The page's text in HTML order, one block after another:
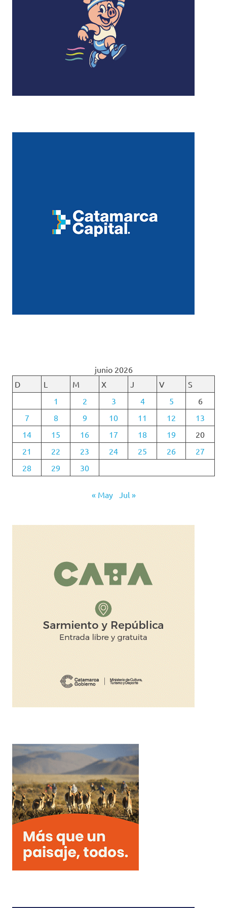
junio 2026
D
L M X J V
S
1
2 3 4 5
6
7
8 9 10 11 12
13
14
15 16 17 18 19
20
21
22 23 24 25 26
27
28
29 30
« May Jul »